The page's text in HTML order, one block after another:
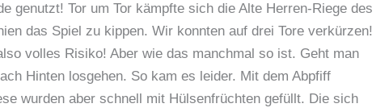
genutzt! Tor um Tor kämpfte sich die Alte Herren-Riege des
das Spiel zu kippen. Wir konnten auf drei Tore verkürzen!
volles Risiko! Aber wie das manchmal so ist. Geht man
Hinten losgehen. So kam es leider. Mit dem Abpfiff
wurden aber schnell mit Hülsenfrüchten gefüllt. Die sich